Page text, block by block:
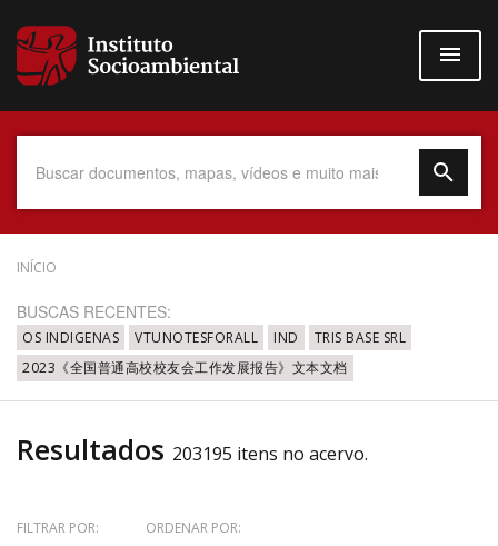
para
conteúdo
Data do Documento
Até
INÍCIO
BUSCAS RECENTES:
OS INDIGENAS VTUNOTESFORALL IND
TRIS BASE SRL
2023《全国普通高校校友会工作发展报告》文本文档
Resultados 203195 itens no acervo.
FILTRAR POR: ORDENAR POR: